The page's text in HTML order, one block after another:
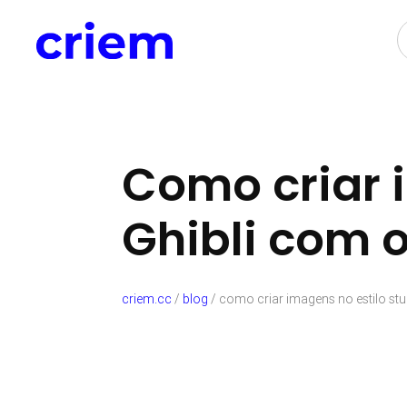
Como criar
Ghibli com
criem.cc / blog / como criar imagens no estilo